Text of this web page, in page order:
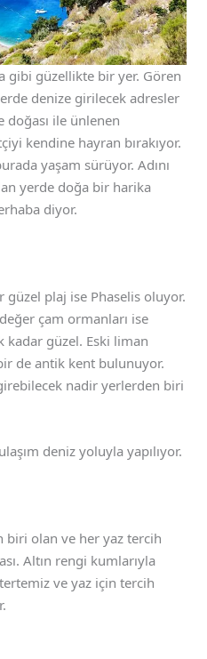
gibi güzellikte bir yer. Gören
denize girilecek adresler
doğası ile ünlenen
kendine hayran bırakıyor.
yaşam sürüyor. Adını
yerde doğa bir harika
diyor.
güzel plaj ise Phaselis oluyor.
çam ormanları ise
kadar güzel. Eski liman
de antik kent bulunuyor.
nadir yerlerden biri
deniz yoluyla yapılıyor.
biri olan ve her yaz tercih
Altın rengi kumlarıyla
ve yaz için tercih